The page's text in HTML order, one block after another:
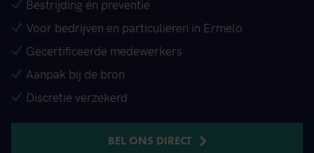
Bestrijding én preventie
Voor bedrijven en particulieren in Ermelo
Gecertificeerde medewerkers
Aanpak bij de bron
Discretie verzekerd
BEL ONS DIRECT